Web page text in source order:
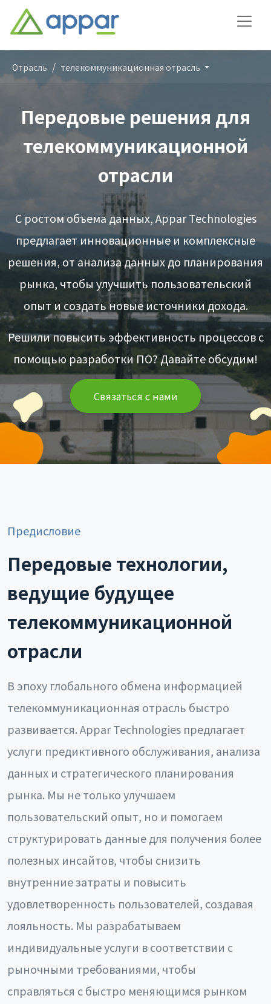
Отрасль телекоммуникационная отрасль
Передовые решения для
телекоммуникационной
отрасли
С ростом объема данных, Appar Technologies
предлагает инновационные и комплексные
решения, от анализа данных до планирования
рынка, чтобы улучшить пользовательский
опыт и создать новые источники дохода.
Решили повысить эффективность процессов с
помощью разработки ПО? Давайте обсудим!
Связаться с нами
Предисловие
Передовые технологии,
ведущие будущее
телекоммуникационной
отрасли
В эпоху глобального обмена информацией
телекоммуникационная отрасль быстро
развивается. Appar Technologies предлагает
услуги предиктивного обслуживания, анализа
данных и стратегического планирования
рынка. Мы не только улучшаем
пользовательский опыт, но и помогаем
структурировать данные для получения более
полезных инсайтов, чтобы снизить
внутренние затраты и повысить
удовлетворенность пользователей, создавая
лояльность. Мы разрабатываем
индивидуальные услуги в соответствии с
рыночными требованиями, чтобы
справляться с быстро меняющимся рынком